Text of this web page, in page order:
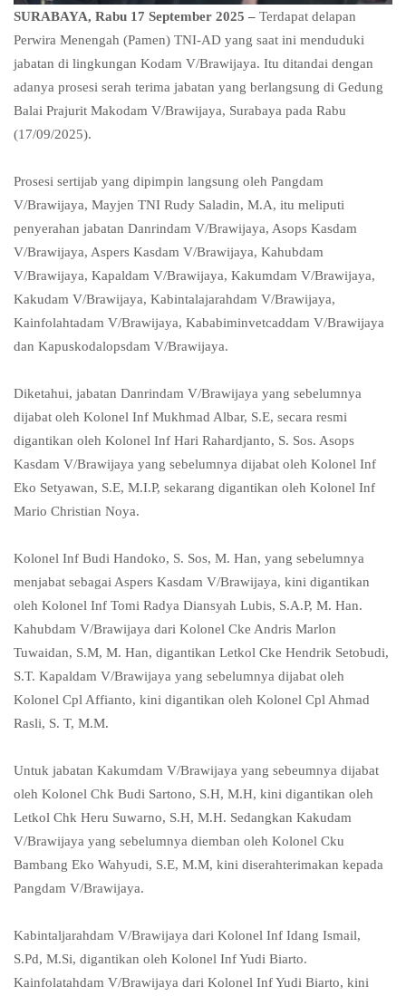
SURABAYA, Rabu 17 September 2025 – Terdapat delapan
Perwira Menengah (Pamen) TNI-AD yang saat ini menduduki
jabatan di lingkungan Kodam V/Brawijaya. Itu ditandai dengan
adanya prosesi serah terima jabatan yang berlangsung di Gedung
Balai Prajurit Makodam V/Brawijaya, Surabaya pada Rabu
(17/09/2025).
Prosesi sertijab yang dipimpin langsung oleh Pangdam
V/Brawijaya, Mayjen TNI Rudy Saladin, M.A, itu meliputi
penyerahan jabatan Danrindam V/Brawijaya, Asops Kasdam
V/Brawijaya, Aspers Kasdam V/Brawijaya, Kahubdam
V/Brawijaya, Kapaldam V/Brawijaya, Kakumdam V/Brawijaya,
Kakudam V/Brawijaya, Kabintalajarahdam V/Brawijaya,
Kainfolahtadam V/Brawijaya, Kababiminvetcaddam V/Brawijaya
dan Kapuskodalopsdam V/Brawijaya.
Diketahui, jabatan Danrindam V/Brawijaya yang sebelumnya
dijabat oleh Kolonel Inf Mukhmad Albar, S.E, secara resmi
digantikan oleh Kolonel Inf Hari Rahardjanto, S. Sos. Asops
Kasdam V/Brawijaya yang sebelumnya dijabat oleh Kolonel Inf
Eko Setyawan, S.E, M.I.P, sekarang digantikan oleh Kolonel Inf
Mario Christian Noya.
Kolonel Inf Budi Handoko, S. Sos, M. Han, yang sebelumnya
menjabat sebagai Aspers Kasdam V/Brawijaya, kini digantikan
oleh Kolonel Inf Tomi Radya Diansyah Lubis, S.A.P, M. Han.
Kahubdam V/Brawijaya dari Kolonel Cke Andris Marlon
Tuwaidan, S.M, M. Han, digantikan Letkol Cke Hendrik Setobudi,
S.T. Kapaldam V/Brawijaya yang sebelumnya dijabat oleh
Kolonel Cpl Affianto, kini digantikan oleh Kolonel Cpl Ahmad
Rasli, S. T, M.M.
Untuk jabatan Kakumdam V/Brawijaya yang sebeumnya dijabat
oleh Kolonel Chk Budi Sartono, S.H, M.H, kini digantikan oleh
Letkol Chk Heru Suwarno, S.H, M.H. Sedangkan Kakudam
V/Brawijaya yang sebelumnya diemban oleh Kolonel Cku
Bambang Eko Wahyudi, S.E, M.M, kini diserahterimakan kepada
Pangdam V/Brawijaya.
Kabintaljarahdam V/Brawijaya dari Kolonel Inf Idang Ismail,
S.Pd, M.Si, digantikan oleh Kolonel Inf Yudi Biarto.
Kainfolatahdam V/Brawijaya dari Kolonel Inf Yudi Biarto, kini